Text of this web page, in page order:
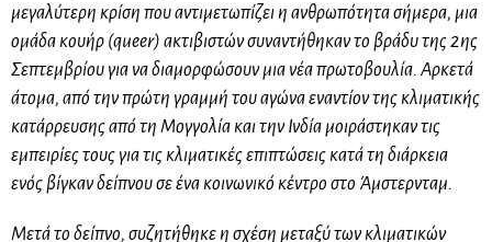
μεγαλύτερη κρίση που αντιμετωπίζει η ανθρωπότητα σήμερα, μια
ομάδα κουήρ (queer) ακτιβιστών συναντήθηκαν το βράδυ της 2ης
Σεπτεμβρίου για να διαμορφώσουν μια νέα πρωτοβουλία. Αρκετά
άτομα, από την πρώτη γραμμή του αγώνα εναντίον της κλιματικής
κατάρρευσης από τη Μογγολία και την Ινδία μοιράστηκαν τις
εμπειρίες τους για τις κλιματικές επιπτώσεις κατά τη διάρκεια
ενός βίγκανδείπνου σε ένα κοινωνικό κέντρο στο Άμστερνταμ.
Μετά το δείπνο, συζητήθηκε η σχέση μεταξύ των κλιματικών